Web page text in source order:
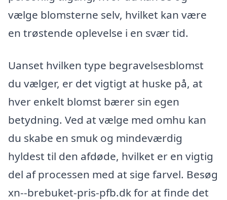
vælge blomsterne selv, hvilket kan være
en trøstende oplevelse i en svær tid.
Uanset hvilken type begravelsesblomst
du vælger, er det vigtigt at huske på, at
hver enkelt blomst bærer sin egen
betydning. Ved at vælge med omhu kan
du skabe en smuk og mindeværdig
hyldest til den afdøde, hvilket er en vigtig
del af processen med at sige farvel. Besøg
xn--brebuket-pris-pfb.dk for at finde det